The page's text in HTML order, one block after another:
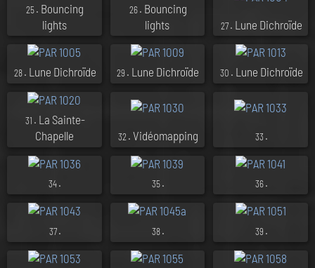
25. Bouncing
lights
26. Bouncing
lights
27 . Lune Dichroïde
28 . Lune Dichroïde 29 . Lune Dichroïde 30 . Lune Dichroïde
31 . La Sainte-
Chapelle
32 . Vidéomapping 33 .
34. 35. 36 .
37 . 38. 39 .